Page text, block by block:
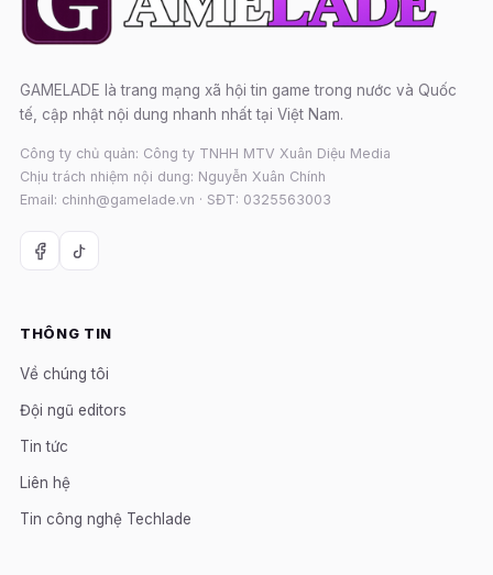
GAMELADE là trang mạng xã hội tin game trong nước và Quốc
tế, cập nhật nội dung nhanh nhất tại Việt Nam.
Công ty chủ quản: Công ty TNHH MTV Xuân Diệu Media
Chịu trách nhiệm nội dung: Nguyễn Xuân Chính
Email: chinh@gamelade.vn · SĐT: 0325563003
THÔNG TIN
Về chúng tôi
Đội ngũ editors
Tin tức
Liên hệ
Tin công nghệ Techlade